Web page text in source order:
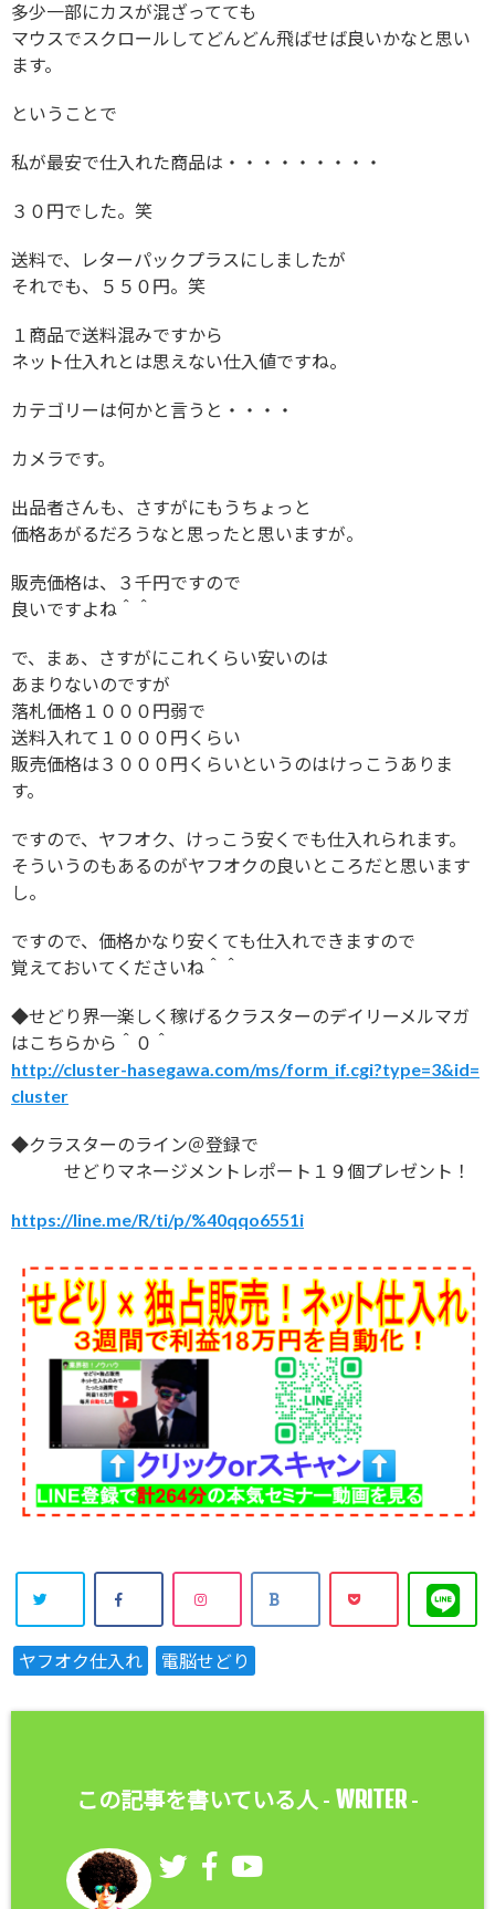
多少一部にカスが混ざってても
マウスでスクロールしてどんどん飛ばせば良いかなと思い
ます。
ということで
私が最安で仕入れた商品は・・・・・・・・・
３０円でした。笑
送料で、レターパックプラスにしましたが
それでも、５５０円。笑
１商品で送料混みですから
ネット仕入れとは思えない仕入値ですね。
カテゴリーは何かと言うと・・・・
カメラです。
出品者さんも、さすがにもうちょっと
価格あがるだろうなと思ったと思いますが。
販売価格は、３千円ですので
良いですよね＾＾
で、まぁ、さすがにこれくらい安いのは
あまりないのですが
落札価格１０００円弱で
送料入れて１０００円くらい
販売価格は３０００円くらいというのはけっこうありま
す。
ですので、ヤフオク、けっこう安くでも仕入れられます。
そういうのもあるのがヤフオクの良いところだと思います
し。
ですので、価格かなり安くても仕入れできますので
覚えておいてくださいね＾＾
◆せどり界一楽しく稼げるクラスターのデイリーメルマガ
はこちらから＾０＾
http://cluster-hasegawa.com/ms/form_if.cgi?type=3&id=
cluster
◆クラスターのライン＠登録で
せどりマネージメントレポート１９個プレゼント！
https://line.me/R/ti/p/%40qqo6551i
ヤフオク仕入れ 電脳せどり
この記事を書いている人 - WRITER-